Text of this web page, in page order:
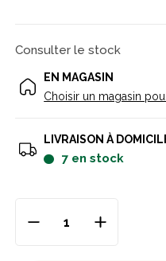
Consulter le stock
EN MAGASIN
Choisir un magasin
LIVRAISON À
7 en stock